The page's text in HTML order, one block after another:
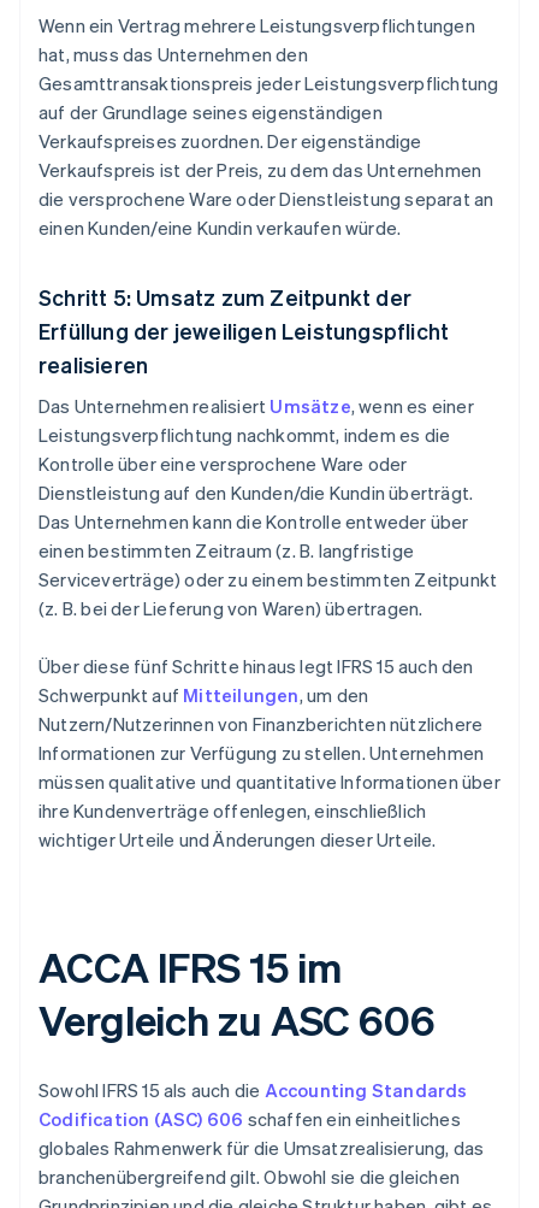
Wenn ein Vertrag mehrere Leistungsverpflichtungen
hat, muss das Unternehmen den
Gesamttransaktionspreis jeder Leistungsverpflichtung
auf der Grundlage seines eigenständigen
Verkaufspreises zuordnen. Der eigenständige
Verkaufspreis ist der Preis, zu dem das Unternehmen
die versprochene Ware oder Dienstleistung separat an
einen Kunden/eine Kundin verkaufen würde.
Schritt 5: Umsatz zum Zeitpunkt der
Erfüllung der jeweiligen Leistungspflicht
realisieren
Das Unternehmen realisiert Umsätze, wenn es einer
Leistungsverpflichtung nachkommt, indem es die
Kontrolle über eine versprochene Ware oder
Dienstleistung auf den Kunden/die Kundin überträgt.
Das Unternehmen kann die Kontrolle entweder über
einen bestimmten Zeitraum (z. B. langfristige
Serviceverträge) oder zu einem bestimmten Zeitpunkt
(z. B. bei der Lieferung von Waren) übertragen.
Über diese fünf Schritte hinaus legt IFRS 15 auch den
Schwerpunkt auf Mitteilungen, um den
Nutzern/Nutzerinnen von Finanzberichten nützlichere
Informationen zur Verfügung zu stellen. Unternehmen
müssen qualitative und quantitative Informationen über
ihre Kundenverträge offenlegen, einschließlich
wichtiger Urteile und Änderungen dieser Urteile.
ACCA IFRS 15 im
Vergleich zu ASC 606
Sowohl IFRS 15 als auch die Accounting Standards
Codification (ASC) 606 schaffen ein einheitliches
globales Rahmenwerk für die Umsatzrealisierung, das
branchenübergreifend gilt. Obwohl sie die gleichen